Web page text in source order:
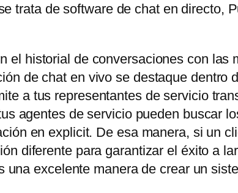
trata de software de chat en directo,
el historial de conversaciones con las
de chat en vivo se destaque dentro
a tus representantes de servicio
agentes de servicio pueden buscar
en explicit. De esa manera, si un
diferente para garantizar el éxito a
excelente manera de crear un